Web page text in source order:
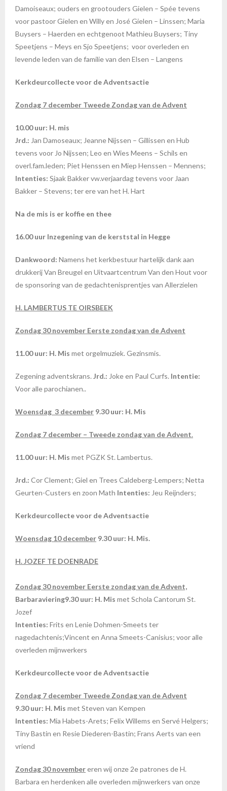
Damoiseaux; ouders en grootouders Gielen – Spée tevens
voor pastoor Gielen en Willy en José Gielen – Linssen; Maria
Buysers – Haerden en echtgenoot Mathieu Buysers; Tiny
Speetjens – Meys en Sjo Speetjens; voor overleden en
levende leden van de familie van den Elsen – Langens
Kerkdeurcollecte voor de Adventsactie
Zondag 7 december Tweede Zondag van de Advent
10.00 uur: H. mis
Jrd.: Jan Damoseaux; Jeanne Nijssen – Gillissen en Hub
tevens voor Jo Nijssen; Leo en Wies Meens – Schils en
overl.fam.leden; Piet Henssen en Miep Henssen – Mennens;
Intenties: Sjaak Bakker vw.verjaardag tevens voor Jaan
Bakker – Stevens; ter ere van het H. Hart
Na de mis is er koffie en thee
16.00 uur Inzegening van de kerststal in Hegge
Dankwoord: Namens het kerkbestuur hartelijk dank aan
drukkerij Van Breugel en Uitvaartcentrum Van den Hout voor
de sponsoring van de gedachtenisprentjes van Allerzielen
H. LAMBERTUS TE OIRSBEEK
Zondag 30 november Eerste zondag van de Advent
11.00 uur: H. Mis met orgelmuziek. Gezinsmis.
Zegening adventskrans. Jrd.: Joke en Paul Curfs. Intentie:
Voor alle parochianen..
Woensdag 3 december 9.30 uur: H. Mis
Zondag 7 december – Tweede zondag van de Advent.
11.00 uur: H. Mis met PGZK St. Lambertus.
Jrd.: Cor Clement; Giel en Trees Caldeberg-Lempers; Netta
Geurten-Custers en zoon Math Intenties: Jeu Reijnders;
Kerkdeurcollecte voor de Adventsactie
Woensdag 10 december 9.30 uur: H. Mis.
H. JOZEF TE DOENRADE
Zondag 30 november Eerste zondag van de Advent,
Barbaraviering9.30 uur: H. Mis met Schola Cantorum St.
Jozef
Intenties: Frits en Lenie Dohmen-Smeets ter
nagedachtenis;Vincent en Anna Smeets-Canisius; voor alle
overleden mijnwerkers
Kerkdeurcollecte voor de Adventsactie
Zondag 7 december Tweede Zondag van de Advent
9.30 uur: H. Mis met Steven van Kempen
Intenties: Mia Habets-Arets; Felix Willems en Servé Helgers;
Tiny Bastin en Resie Diederen-Bastin; Frans Aerts van een
vriend
Zondag 30 novembereren wij onze 2e patrones de H.
Barbara en herdenken alle overleden mijnwerkers van onze